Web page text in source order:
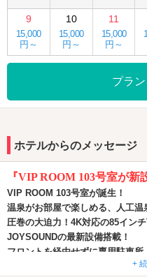
9
15,000
円～
10
15,000
円～
11
15,000
円～
プラ
ホテルからのメッセージ
『VIP ROOM 103号室が新
VIP ROOM 103号室が誕生！
温泉がお部屋で楽しめる、人工温
圧巻の大迫力！4K対応の85インチ
JOYSOUNDの最新設備搭載！
フロントを経由せずに専用駐車所
+